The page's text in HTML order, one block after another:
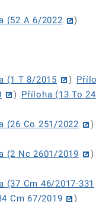
(52 A 6/2022 )
(1 T 8/2015 )
) Příloha (13 To
(26 Co 251/2022 )
(2 Nc 2601/2019 )
(37 Cm 46/2017-331
Cm 67/2019 )